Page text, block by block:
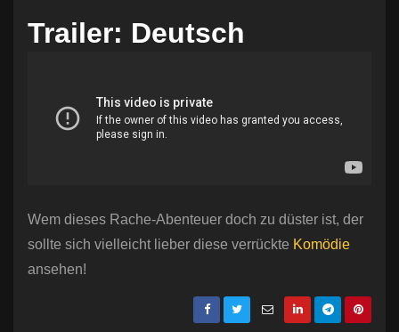
Trailer: Deutsch
Wem dieses Rache-Abenteuer doch zu düster ist, der
sollte sich vielleicht lieber diese verrückte Komödie
ansehen!